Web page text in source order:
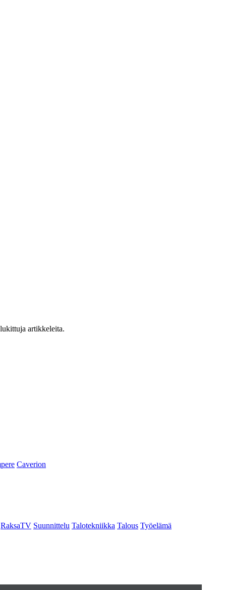
artikkeleita.
Caverion
RaksaTV Suunnittelu Talotekniikka Talous Työelämä